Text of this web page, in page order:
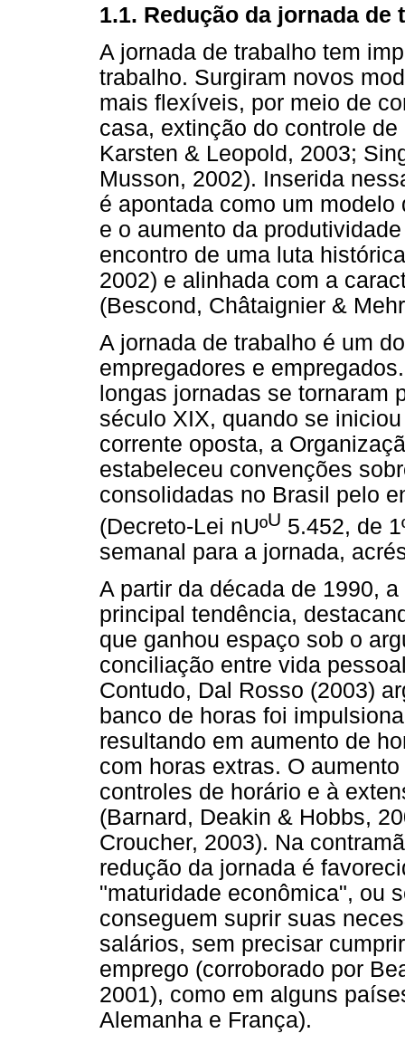
1.1. Redução da jornada
A jornada de trabalho tem
trabalho. Surgiram novos
mais flexíveis, por meio de
casa, extinção do controle
Karsten & Leopold, 2003;
Musson, 2002). Inserida
é apontada como um
e o aumento da
encontro de uma luta
2002) e alinhada com a
(Bescond, Châtaignier &
A jornada de trabalho é um
empregadores e
longas jornadas se tornaram
século XIX, quando se
corrente oposta, a
estabeleceu convenções
consolidadas no Brasil pelo
(Decreto-Lei nUºU 5.452, de
semanal para a jornada,
A partir da década de 1990,
principal tendência,
que ganhou espaço sob o
conciliação entre vida
Contudo, Dal Rosso (2003)
banco de horas foi
resultando em aumento de
com horas extras. O
controles de horário e à
(Barnard, Deakin & Hobbs,
Croucher, 2003). Na
redução da jornada é
"maturidade econômica", ou
conseguem suprir suas
salários, sem precisar
emprego (corroborado por
2001), como em alguns
Alemanha e França).